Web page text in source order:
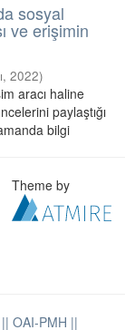
sosyal
ve erişimin
, 2022)
aracı haline
paylaştığı
bilgi
Theme by
OAI-PMH ||